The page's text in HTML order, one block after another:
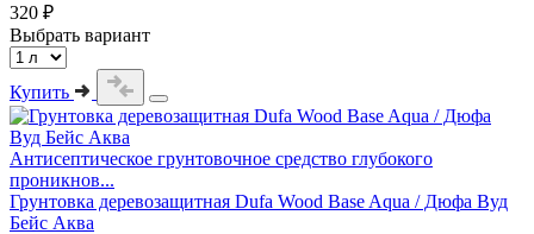
320 ₽
Выбрать вариант
Купить
Антисептическое грунтовочное средство глубокого
проникнов...
Грунтовка деревозащитная Dufa Wood Base Aqua / Дюфа Вуд
Бейс Аква